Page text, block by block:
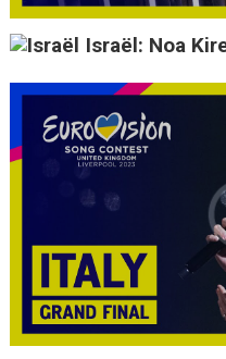
Israël: Noa